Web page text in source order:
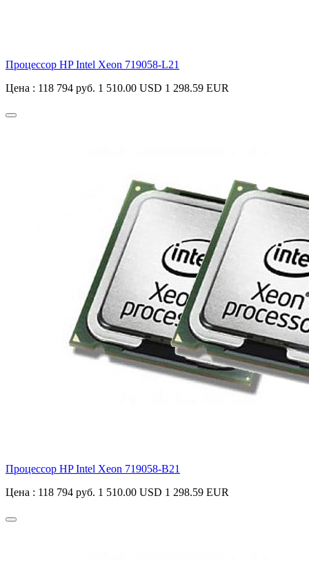
Процессор HP Intel Xeon 719058-L21
Цена : 118 794 руб. 1 510.00 USD 1 298.59 EUR
Процессор HP Intel Xeon 719058-B21
Цена : 118 794 руб. 1 510.00 USD 1 298.59 EUR